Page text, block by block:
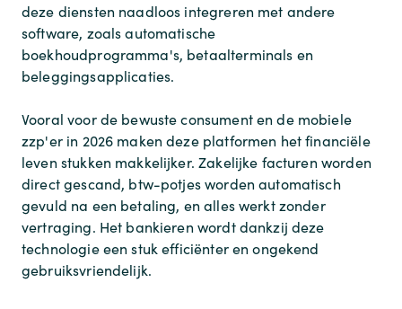
deze diensten naadloos integreren met andere
software, zoals automatische
boekhoudprogramma's, betaalterminals en
beleggingsapplicaties.
Vooral voor de bewuste consument en de mobiele
zzp'er in 2026 maken deze platformen het financiële
leven stukken makkelijker. Zakelijke facturen worden
direct gescand, btw-potjes worden automatisch
gevuld na een betaling, en alles werkt zonder
vertraging. Het bankieren wordt dankzij deze
technologie een stuk efficiënter en ongekend
gebruiksvriendelijk.